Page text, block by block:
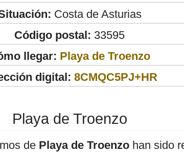
Costa de Asturias
Código postal: 33595
llegar: Playa de Troenzo
digital: 8CMQC5PJ+HR
Playa de Troenzo
de Playa de Troenzo han sido